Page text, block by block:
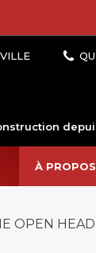
À PROPOS
OPEN